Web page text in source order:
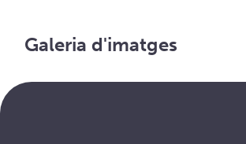
Galeria d'imatges